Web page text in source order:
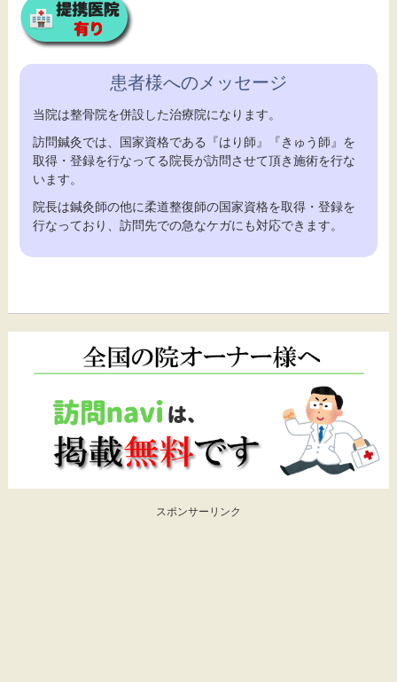
患者様へのメッセージ
当院は整骨院を併設した治療院になります。
訪問鍼灸では、国家資格である『はり師』『きゅう師』を
取得・登録を行なってる院長が訪問させて頂き施術を行な
います。
院長は鍼灸師の他に柔道整復師の国家資格を取得・登録を
行なっており、訪問先での急なケガにも対応できます。
スポンサーリンク